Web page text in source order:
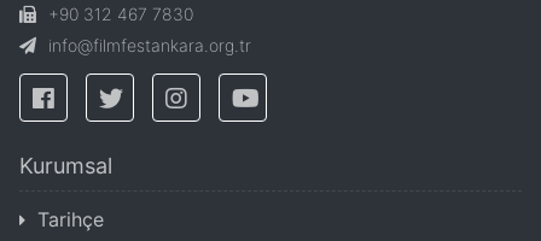
+90 312 467 7830
info@filmfestankara.org.tr
Kurumsal
Tarihçe